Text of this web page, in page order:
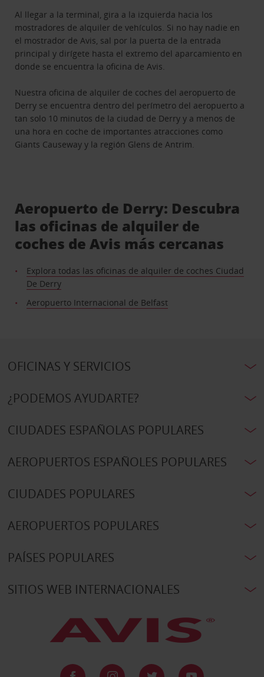
Al llegar a la terminal, gira a la izquierda hacia los
mostradores de alquiler de vehículos. Si no hay nadie en
el mostrador de Avis, sal por la puerta de la entrada
principal y dirígete hasta el extremo del aparcamiento en
donde se encuentra la oficina de Avis.
Nuestra oficina de alquiler de coches del aeropuerto de
Derry se encuentra dentro del perímetro del aeropuerto a
tan solo 10 minutos de la ciudad de Derry y a menos de
una hora en coche de importantes atracciones como
Giants Causeway y la región Glens de Antrim.
Aeropuerto de Derry: Descubra
las oficinas de alquiler de
coches de Avis más cercanas
Explora todas las oficinas de alquiler de coches Ciudad
De Derry
Aeropuerto Internacional de Belfast
OFICINAS Y SERVICIOS
¿PODEMOS AYUDARTE?
CIUDADES ESPAÑOLAS POPULARES
AEROPUERTOS ESPAÑOLES POPULARES
CIUDADES POPULARES
AEROPUERTOS POPULARES
PAÍSES POPULARES
SITIOS WEB INTERNACIONALES